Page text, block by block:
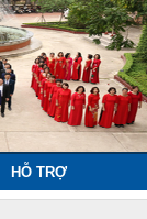
HỖ TRỢ
TRUYỀN NHIỄM VÀ
CỘNG Tuần
27/7 – 02/8/2026)
CÁN BỘ BỆNH VIỆN
VỀ CHẨN ĐOÁN
KÍNH HIỂN VI VÀ